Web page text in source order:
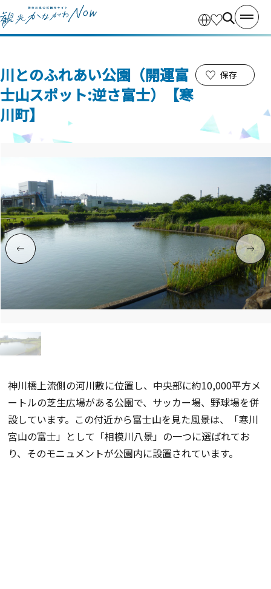
川とのふれあい公園（開運富
士山スポット:逆さ富士）【寒
川町】
保存
神川橋上流側の河川敷に位置し、中央部に約10,000平方メ
ートルの芝生広場がある公園で、サッカー場、野球場を併
設しています。この付近から富士山を見た風景は、「寒川
宮山の富士」として「相模川八景」の一つに選ばれてお
り、そのモニュメントが公園内に設置されています。